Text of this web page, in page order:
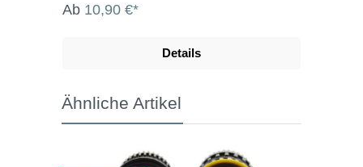
Ab 10,90 €*
Details
Ähnliche Artikel